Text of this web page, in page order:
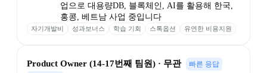
업으로 대용량DB, 블록체인, AI를 활용해 한국,
홍콩, 베트남 사업 중입니다
자기개발비 성과보너스 학습 기회 스톡옵션 유연한 비용지원
Product Owner (14-17번째 팀원) · 무관
빠른 응답